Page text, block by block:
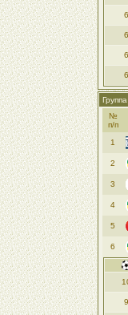
6
6
6
6
№
п/п
1
2
3
4
5
6
9